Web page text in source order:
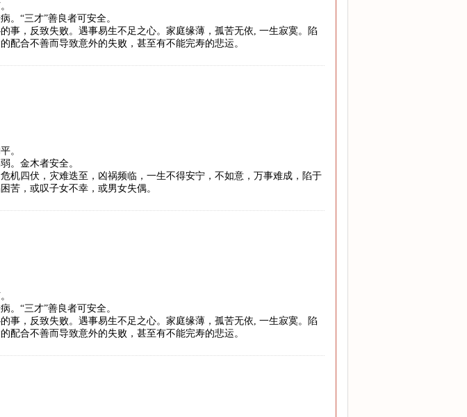
。“三才”善良者可安全。
事，反致失败。遇事易生不足之心。家庭缘薄，孤苦无依, 一生寂寞。陷
配合不善而导致意外的失败，甚至有不能完寿的悲运。
。
。金木者安全。
机四伏，灾难迭至，凶祸频临，一生不得安宁，不如意，万事难成，陷于
苦，或叹子女不幸，或男女失偶。
。“三才”善良者可安全。
事，反致失败。遇事易生不足之心。家庭缘薄，孤苦无依, 一生寂寞。陷
配合不善而导致意外的失败，甚至有不能完寿的悲运。